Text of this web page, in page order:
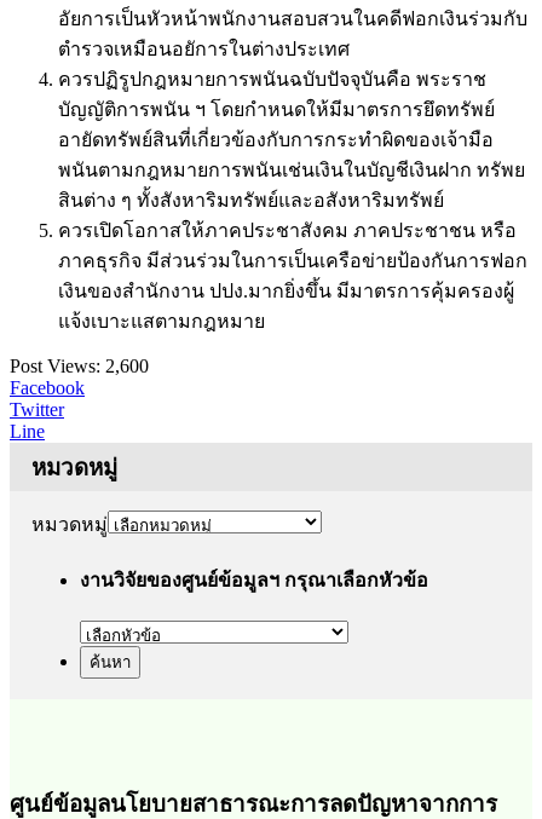
อัยการเป็นหัวหน้าพนักงานสอบสวนในคดีฟอกเงินร่วมกับ
ตำรวจเหมือนอยัการในต่างประเทศ
ควรปฏิรูปกฎหมายการพนันฉบับปัจจุบันคือ พระราช
บัญญัติการพนัน ฯ โดยกำหนดให้มีมาตรการยึดทรัพย์
อายัดทรัพย์สินที่เกี่ยวข้องกับการกระทำผิดของเจ้ามือ
พนันตามกฎหมายการพนันเช่นเงินในบัญชีเงินฝาก ทรัพย
สินต่าง ๆ ทั้งสังหาริมทรัพย์และอสังหาริมทรัพย์
ควรเปิดโอกาสให้ภาคประชาสังคม ภาคประชาชน หรือ
ภาคธุรกิจ มีส่วนร่วมในการเป็นเครือข่ายป้องกันการฟอก
เงินของสำนักงาน ปปง.มากยิ่งขึ้น มีมาตรการคุ้มครองผู้
แจ้งเบาะแสตามกฎหมาย
Post Views: 2,600
Facebook
Twitter
Line
หมวดหมู่
หมวดหมู่
งานวิจัยของศูนย์ข้อมูลฯ กรุณาเลือกหัวข้อ
ศูนย์ข้อมูลนโยบายสาธารณะการลดปัญหาจากการ